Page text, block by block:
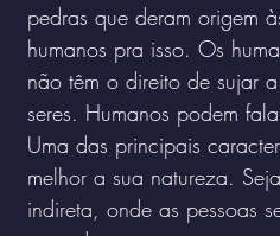
pedras que deram origem
humanos pra isso. Os
não têm o direito de sujar
seres. Humanos podem
Uma das principais
melhor a sua natureza.
indireta, onde as pessoas